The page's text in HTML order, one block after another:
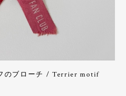
のブローチ / Terrier motif